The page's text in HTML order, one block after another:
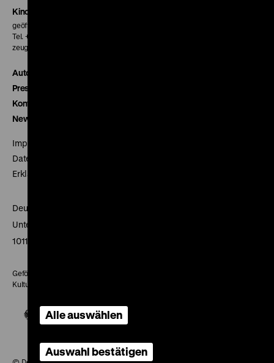
Kinokasse
geöffnet 30 Minuten vor Beginn der ersten Vorstellung
Tel. + 49 30 20304-770
zeughauskino@dhm.de
Autor*innen
Presse
Kontakt
Newsletter
Impressum
Datenschutz
Erklärung digitale Barrierefreiheit
Deutsches Historisches Museum
Unter den Linden 2
10117 Berlin
Gefördert mit Mitteln des Beauftragten der Bundesregierung für
Kultur und Medien
Alle auswählen
Auswahl bestätigen